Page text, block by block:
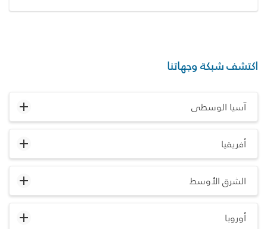
اكتشف شبكة وجهاتنا
آسيا الوسطى
أفريقيا
الشرق الأوسط
أوروبا